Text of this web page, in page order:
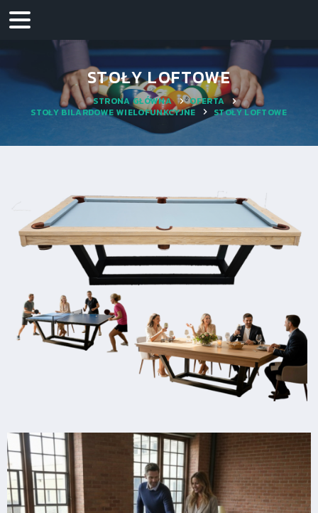
STOŁY LOFTOWE
STRONA GŁÓWNA
OFERTA
STOŁY BILARDOWE WIELOFUNKCYJNE
STOŁY LOFTOWE